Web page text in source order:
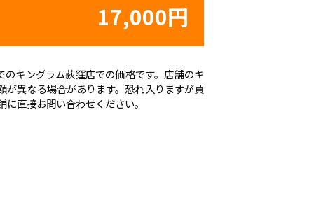
17,000円
キングラム荻窪店での価格です。店舗のキ
が異なる場合があります。恐れ入りますが買
直接お問い合わせください。